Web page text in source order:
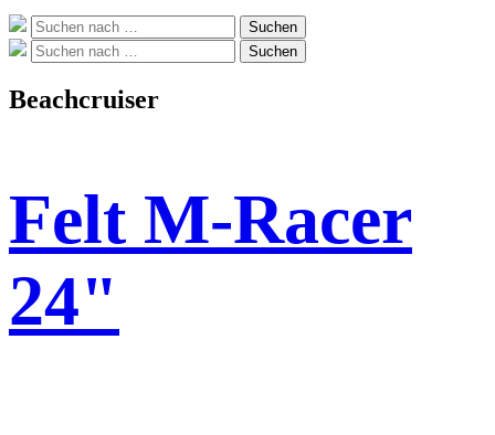
Suche
nach:
Suchen
Suche
nach:
Suchen
Beachcruiser
Felt M-Racer
24"